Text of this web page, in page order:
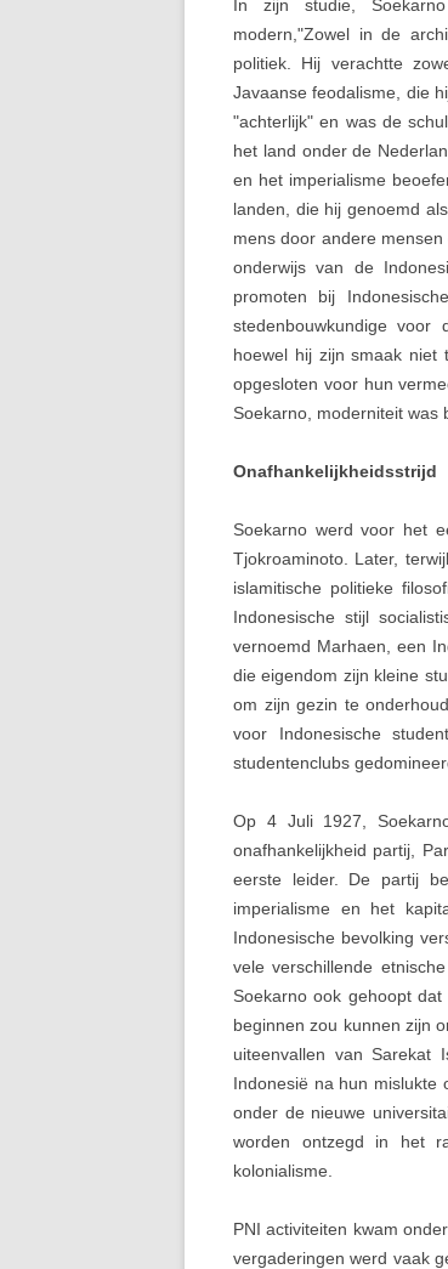
In zijn studie,
modern,"Zowel in de
politiek. Hij verachtte
Javaanse feodalisme, die
"achterlijk" en was de
het land onder de
en het imperialisme
landen, die hij genoemd
mens door andere
onderwijs van de
promoten bij
stedenbouwkundige voor
hoewel hij zijn smaak niet
opgesloten voor hun
Soekarno, moderniteit was
Onafhankelijkheidsstrijd
Soekarno werd voor het
Tjokroaminoto. Later,
islamitische politieke
Indonesische stijl
vernoemd Marhaen, een
die eigendom zijn kleine
om zijn gezin te
voor Indonesische
studentenclubs
Op 4 Juli 1927,
onafhankelijkheid partij,
eerste leider. De partij
imperialisme en het
Indonesische bevolking
vele verschillende
Soekarno ook gehoopt
beginnen zou kunnen zijn
uiteenvallen van
Indonesië na hun mislukte
onder de nieuwe
worden ontzegd in het
kolonialisme.
PNI activiteiten kwam
vergaderingen werd vaak